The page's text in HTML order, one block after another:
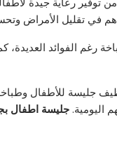
في تقليل الأمراض
رغم الفوائد
جليسة للأطفال
اليومية. جليسة اطفال